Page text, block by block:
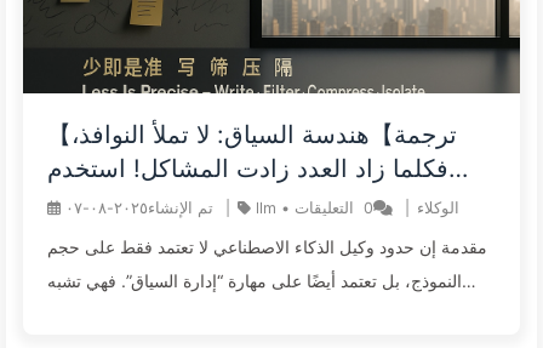
【ترجمة】هندسة السياق: لا تملأ النوافذ،
فكلما زاد العدد زادت المشاكل! استخدم
الكتابة، التصفية، الضغط، والعزل، وكن حذرًا
من التداخلات التي تخلق الارتباك - تعلم
الذكاء الاصطناعي ببطء 170
تم الإنشاء٢٠٢٥-٠٨-٠٧ llm • الوكلاء 0 التعليقات
مقدمة إن حدود وكيل الذكاء الاصطناعي لا تعتمد فقط على حجم
النموذج، بل تعتمد أيضًا على مهارة “إدارة السياق”. فهي تشبه